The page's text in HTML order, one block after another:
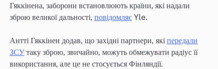
Гяккінена, заборони встановлюють країни, які надали
зброю великої дальності, повідомляє Yle.
Антті Гяккінен додав, що західні партнери, які передали
ЗСУтаку зброю, звичайно, можуть обмежувати радіус її
використання, але це не стосується Фінляндії.